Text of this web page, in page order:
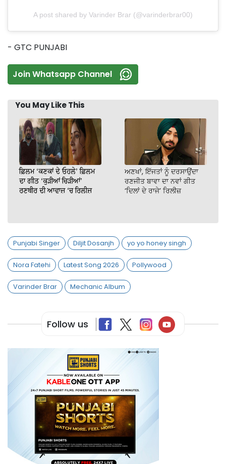
A post shared by Varinder Brar (@varinderbrar00)
- GTC PUNJABI
Join Whatsapp Channel
You May Like This
ਫ਼ਿਲਮ ‘ਕਣਕਾਂ ਦੇ ਓਹਲੇ’ ਫ਼ਿਲਮ
ਦਾ ਗੀਤ ‘ਕੁੜੀਆਂ ਚਿੜੀਆਂ’
ਰਣਬੀਰ ਦੀ ਆਵਾਜ਼ ‘ਚ ਰਿਲੀਜ਼
ਅਣਖਾਂ, ਇੱਜਤਾਂ ਨੂੰ ਦਰਸਾਉਂਦਾ
ਰਣਜੀਤ ਬਾਵਾ ਦਾ ਨਵਾਂ ਗੀਤ
‘ਦਿਲਾਂ ਦੇ ਰਾਜੇ’ ਰਿਲੀਜ਼
Punjabi Singer Diljit Dosanjh yo yo honey singh
Nora Fatehi Latest Song 2026 Pollywood
Varinder Brar Mechanic Album
Follow us